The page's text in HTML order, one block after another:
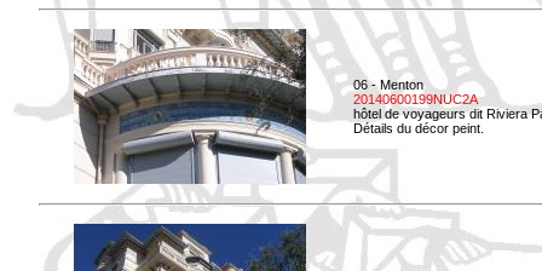
06 - Menton
20140600199NUC2A
hôtel de voyageurs dit Riviera
Détails du décor peint.